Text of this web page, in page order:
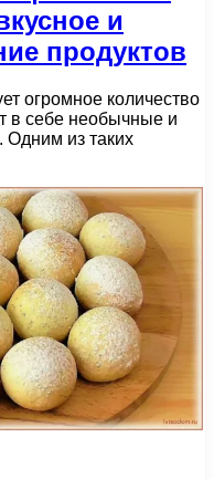
и
продуктов
огромное количество
в себе необычные и
из таких